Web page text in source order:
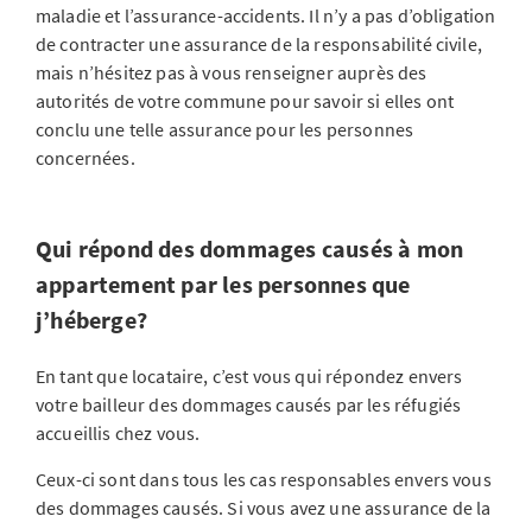
maladie et l’assurance-accidents. Il n’y a pas d’obligation
de contracter une assurance de la responsabilité civile,
mais n’hésitez pas à vous renseigner auprès des
autorités de votre commune pour savoir si elles ont
conclu une telle assurance pour les personnes
concernées.
Qui répond des dommages causés à mon
appartement par les personnes que
j’héberge?
En tant que locataire, c’est vous qui répondez envers
votre bailleur des dommages causés par les réfugiés
accueillis chez vous.
Ceux-ci sont dans tous les cas responsables envers vous
des dommages causés. Si vous avez une assurance de la